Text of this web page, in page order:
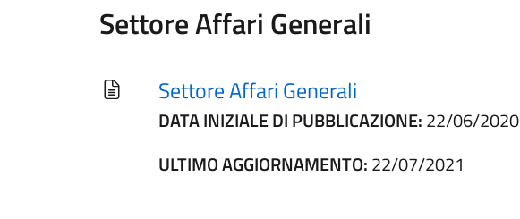
Settore Affari Generali
Settore Affari Generali
DATA INIZIALE DI PUBBLICAZIONE:22/06/2020
ULTIMO AGGIORNAMENTO:22/07/2021